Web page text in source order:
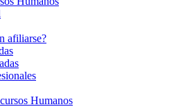
afiliarse?
Humanos